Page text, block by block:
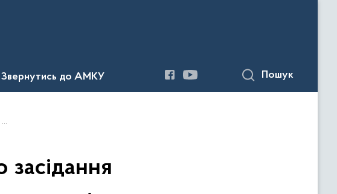
Звернутись до АМКУ Пошук